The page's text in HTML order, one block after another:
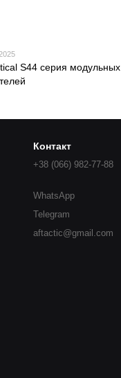
S44 серия модульных
Контакт
+38 (066) 982-77-88
WhatsApp
Telegram
aftactic@gmail.com